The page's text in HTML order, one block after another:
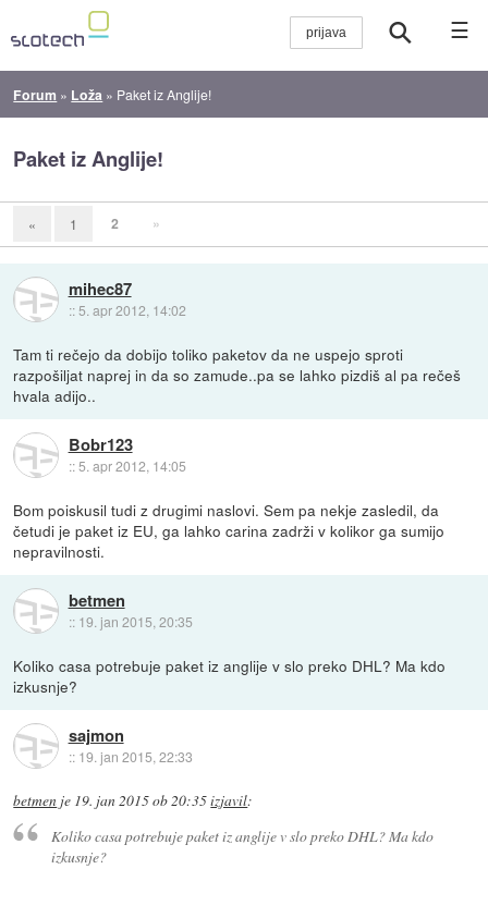
☰
Forum » Loža » Paket iz Anglije!
Paket iz Anglije!
« 1 2 »
mihec87
:: 5. apr 2012, 14:02
Tam ti rečejo da dobijo toliko paketov da ne uspejo sproti
razpošiljat naprej in da so zamude..pa se lahko pizdiš al pa rečeš
hvala adijo..
Bobr123
::5. apr 2012, 14:05
Bom poiskusil tudi z drugimi naslovi. Sem pa nekje zasledil, da
četudi je paket iz EU, ga lahko carina zadrži v kolikor ga sumijo
nepravilnosti.
betmen
:: 19. jan 2015, 20:35
Koliko casa potrebuje paket iz anglije v slo preko DHL? Ma kdo
izkusnje?
sajmon
:: 19. jan 2015, 22:33
betmen je 19. jan 2015 ob 20:35izjavil:
Koliko casa potrebuje paket iz anglije v slo preko DHL? Ma kdo
izkusnje?